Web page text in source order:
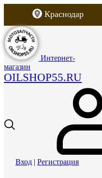
Краснодар
Интернет-
магазин
OILSHOP55.RU
Вход | Регистрация